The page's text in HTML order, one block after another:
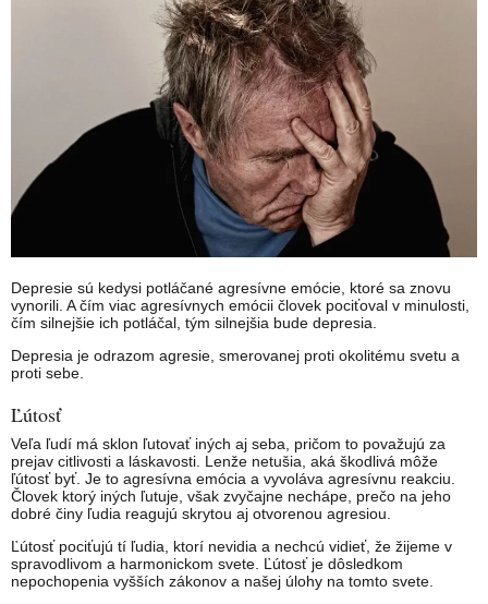
Depresie sú kedysi potláčané agresívne emócie, ktoré sa znovu
vynorili. A čím viac agresívnych emócii človek pociťoval v minulosti,
čím silnejšie ich potláčal, tým silnejšia bude depresia.
Depresia je odrazom agresie, smerovanej proti okolitému svetu a
proti sebe.
Ľútosť
Veľa ľudí má sklon ľutovať iných aj seba, pričom to považujú za
prejav citlivosti a láskavosti. Lenže netušia, aká škodlivá môže
ľútosť byť. Je to agresívna emócia a vyvoláva agresívnu reakciu.
Človek ktorý iných ľutuje, však zvyčajne nechápe, prečo na jeho
dobré činy ľudia reagujú skrytou aj otvorenou agresiou.
Ľútosť pociťujú tí ľudia, ktorí nevidia a nechcú vidieť, že žijeme v
spravodlivom a harmonickom svete. Ľútosť je dôsledkom
nepochopenia vyšších zákonov a našej úlohy na tomto svete.